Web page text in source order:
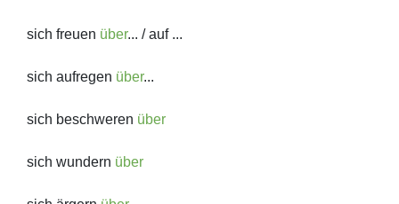
sich freuen über... / auf ...
sich aufregen über...
sich beschweren über
sich wundern über